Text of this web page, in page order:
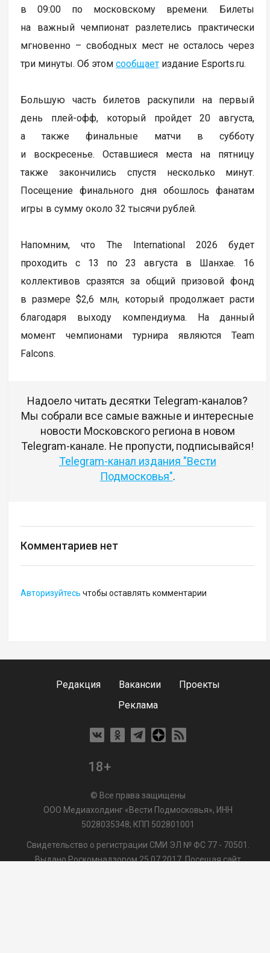
в 09:00 по московскому времени. Билеты
на важный чемпионат разлетелись практически
мгновенно – свободных мест не осталось через
три минуты. Об этомсообщает издание Esports.ru.
Большую часть билетов раскупили на первый
день плей-офф, который пройдет 20 августа,
а также финальные матчи в субботу
и воскресенье. Оставшиеся места на пятницу
также закончились спустя несколько минут.
Посещение финального дня обошлось фанатам
игры в сумму около 32 тысячи рублей.
Напомним, что The International 2026 будет
проходить с 13 по 23 августа в Шанхае. 16
коллективов сразятся за общий призовой фонд
в размере $2,6 млн, который продолжает расти
благодаря выходу компендиума. На данный
момент чемпионами турнира являются Team
Falcons.
Надоело читать десятки Telegram-каналов?
Мы собрали все самые важные и интересные
новости Московского региона в новом
Telegram-канале. Не пропусти, подписывайся!
Telegram-канал издания "Вести
Подмосковья".
Комментариев нет
Авторизуйтесь чтобы оставлять комментарии
Редакция Вакансии
Проекты
Реклама
18+
© Все права защищены
ООО Медиахолдинг «Вести Подмосковья», ИНН
5028035348; КПП 502801001
Свидетельство о регистрации СМИ ЭЛ № ФС 77 - 70501.
Выдано Роскомнадзором 25.07.2017. Посещая сайт